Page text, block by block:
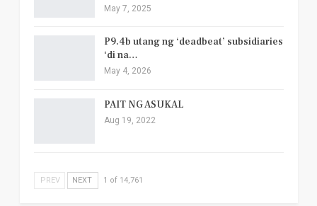
May 7, 2025
P9.4b utang ng ‘deadbeat’ subsidiaries
‘di na…
May 4, 2026
PAIT NG ASUKAL
Aug 19, 2022
PREV NEXT 1 of 14,761